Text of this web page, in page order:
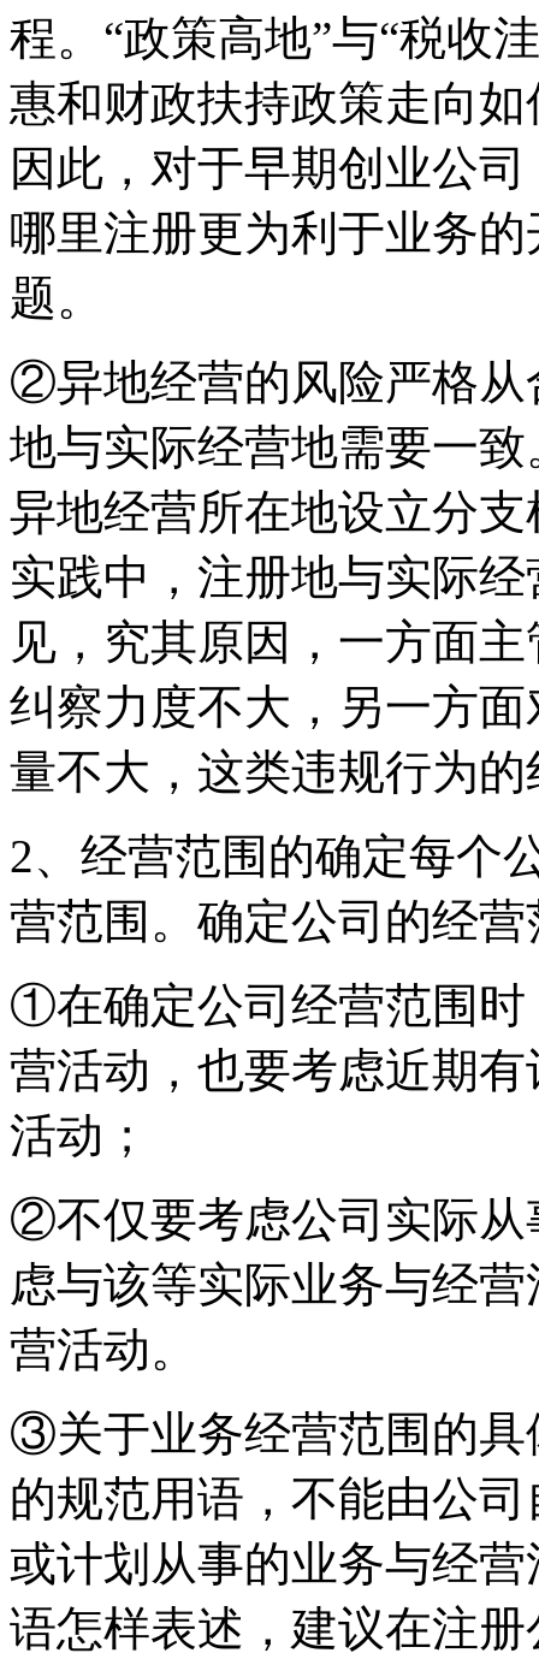
程。“政策高地”与“税收
惠和财政扶持政策走向
因此，对于早期创业公
哪里注册更为利于业务
题。
②异地经营的风险严格从
地与实际经营地需要一
异地经营所在地设立分
实践中，注册地与实际
见，究其原因，一方面
纠察力度不大，另一方
量不大，这类违规行为
2、经营范围的确定每个
营范围。确定公司的经
①在确定公司经营范围时
营活动，也要考虑近期
活动；
②不仅要考虑公司实际从
虑与该等实际业务与经
营活动。
③关于业务经营范围的具
的规范用语，不能由公
或计划从事的业务与经
语怎样表述，建议在注